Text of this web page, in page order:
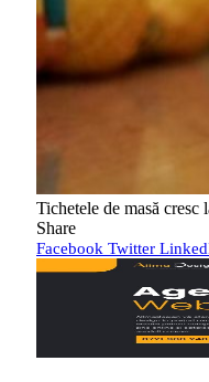
Tichetele de masă
Share
Facebook Twitter